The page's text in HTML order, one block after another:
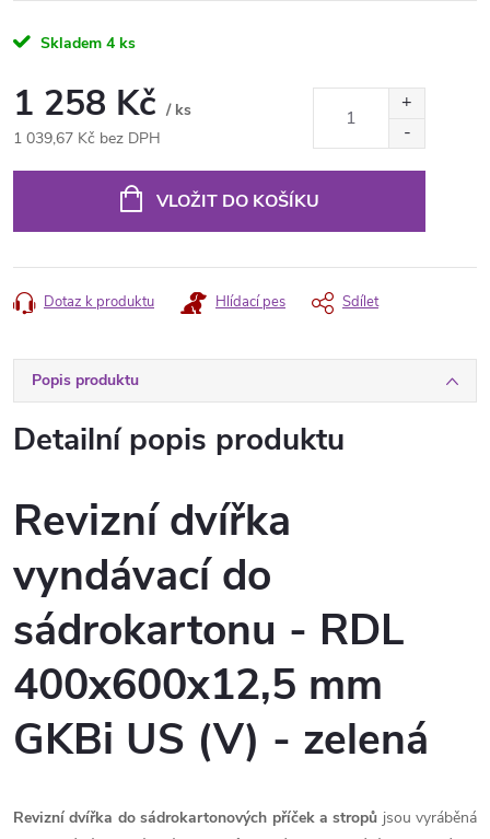
Skladem 4 ks
1 258 Kč / ks
1 039,67 Kč bez DPH
VLOŽIT DO KOŠÍKU
Dotaz k produktu Hlídací pes Sdílet
Popis produktu
Detailní popis produktu
Revizní dvířka
vyndávací do
sádrokartonu - RDL
400x600x12,5 mm
GKBi US (V) - zelená
Revizní dvířka do sádrokartonových příček a stropů jsou vyráběná